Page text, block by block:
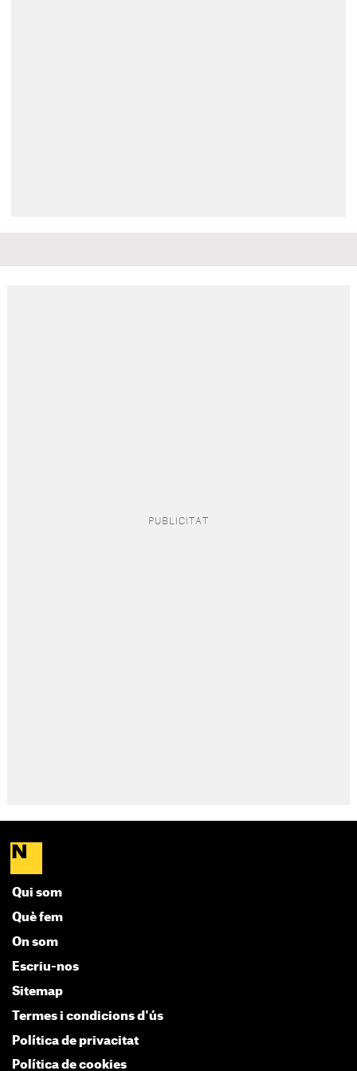
Qui som
Què fem
On som
Escriu-nos
Sitemap
Termes i condicions d'ús
Política de privacitat
Política de cookies